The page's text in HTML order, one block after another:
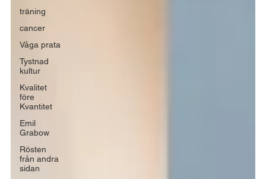
träning
cancer
Våga prata
Tystnad
kultur
Kvalitet
före
Kvantitet
Emil
Grabow
Rösten
från andra
sidan